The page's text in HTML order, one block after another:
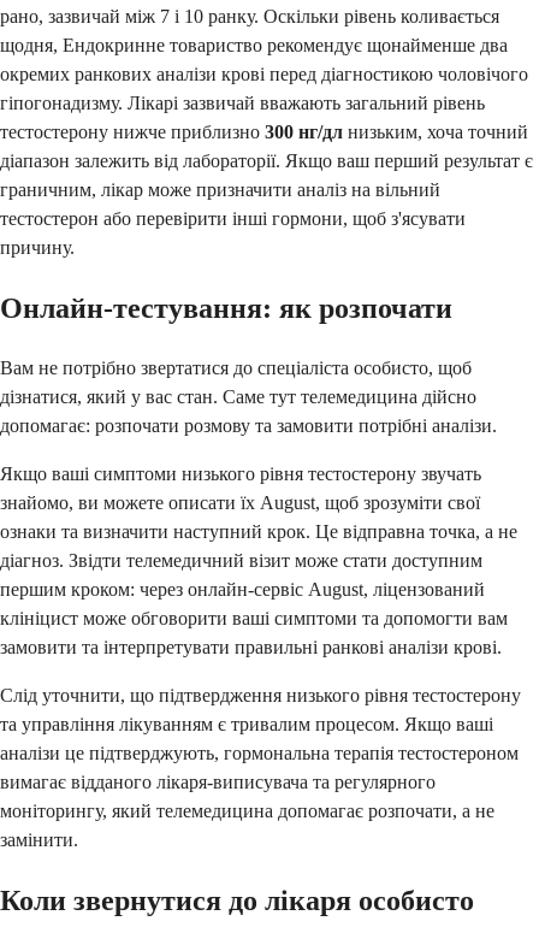
рано, зазвичай між 7 і 10 ранку. Оскільки рівень коливається
щодня, Ендокринне товариство рекомендує щонайменше два
окремих ранкових аналізи крові перед діагностикою чоловічого
гіпогонадизму. Лікарі зазвичай вважають загальний рівень
тестостерону нижче приблизно 300 нг/дл низьким, хоча точний
діапазон залежить від лабораторії. Якщо ваш перший результат є
граничним, лікар може призначити аналіз на вільний
тестостерон або перевірити інші гормони, щоб з'ясувати
причину.
Онлайн-тестування: як розпочати
Вам не потрібно звертатися до спеціаліста особисто, щоб
дізнатися, який у вас стан. Саме тут телемедицина дійсно
допомагає: розпочати розмову та замовити потрібні аналізи.
Якщо ваші симптоми низького рівня тестостерону звучать
знайомо, ви можете описати їх August, щоб зрозуміти свої
ознаки та визначити наступний крок. Це відправна точка, а не
діагноз. Звідти телемедичний візит може стати доступним
першим кроком: через онлайн-сервіс August, ліцензований
клініцист може обговорити ваші симптоми та допомогти вам
замовити та інтерпретувати правильні ранкові аналізи крові.
Слід уточнити, що підтвердження низького рівня тестостерону
та управління лікуванням є тривалим процесом. Якщо ваші
аналізи це підтверджують, гормональна терапія тестостероном
вимагає відданого лікаря-виписувача та регулярного
моніторингу, який телемедицина допомагає розпочати, а не
замінити.
Коли звернутися до лікаря особисто